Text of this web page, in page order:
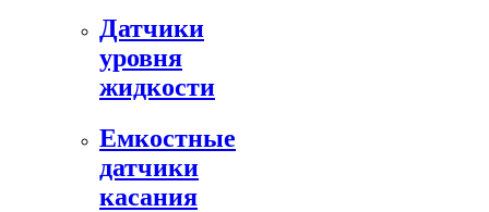
Датчики
уровня
жидкости
Емкостные
датчики
касания